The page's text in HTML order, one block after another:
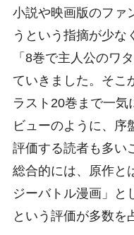
小説や映画版のファ
うという指摘が少な
「8巻で主人公のワ
ていきました。そこ
ラスト20巻まで一気
ビューのように、序
評価する読者も多い
総合的には、原作と
ジーバトル漫画」と
という評価が多数を